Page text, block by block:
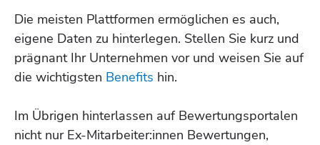
Die meisten Plattformen ermöglichen es auch,
eigene Daten zu hinterlegen. Stellen Sie kurz und
prägnant Ihr Unternehmen vor und weisen Sie auf
die wichtigsten Benefits hin.
Im Übrigen hinterlassen auf Bewertungsportalen
nicht nur Ex-Mitarbeiter:innen Bewertungen,